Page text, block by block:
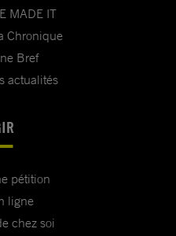
MADE IT
Chronique
Bref
actualités
pétition
ligne
chez soi